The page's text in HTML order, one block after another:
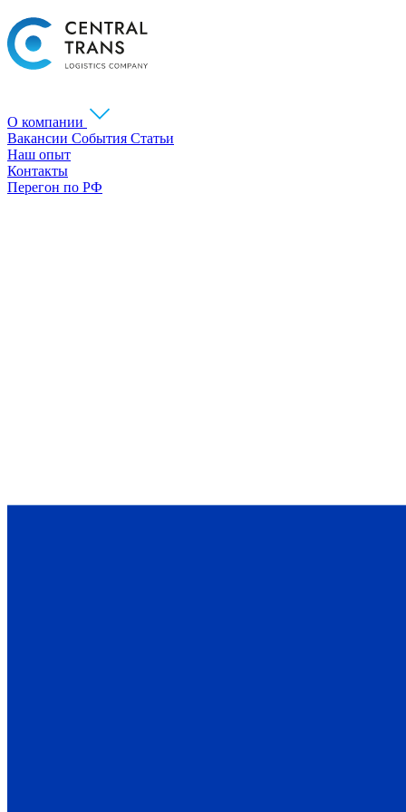
О компании
Вакансии События Статьи
Наш опыт
Контакты
Перегон по РФ